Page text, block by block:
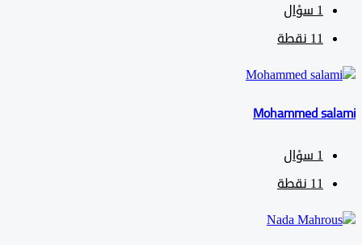
سؤال
نقطة
Mohammed
سؤال
نقطة